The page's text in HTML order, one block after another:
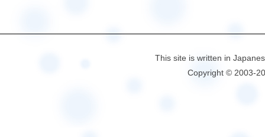
This site is written in
Copyright © 2003-